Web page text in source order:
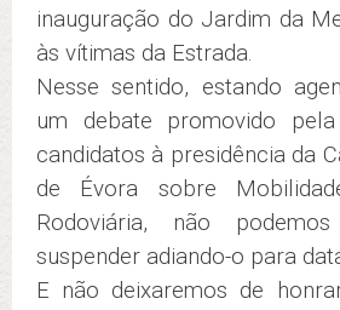
inauguração do Jardim da
às vítimas da Estrada.
Nesse sentido, estando
um debate promovido
candidatos à presidência da
de Évora sobre
Rodoviária, não
suspender adiando-o para
E não deixaremos de